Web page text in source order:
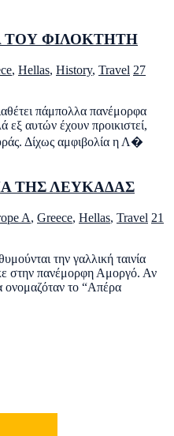
ΤΟΥ ΦΙΛΟΚΤΗΤΗ
, Hellas, History, Travel 27
πάμπολλα πανέμορφα
εξ αυτών έχουν προικιστεί,
Δίχως αμφιβολία η Λ�
ΤΗΣ ΛΕΥΚΑΔΑΣ
A, Greece, Hellas, Travel 21
την γαλλική ταινία
στην πανέμορφη Αμοργό. Αν
ονομαζόταν το “Απέρα